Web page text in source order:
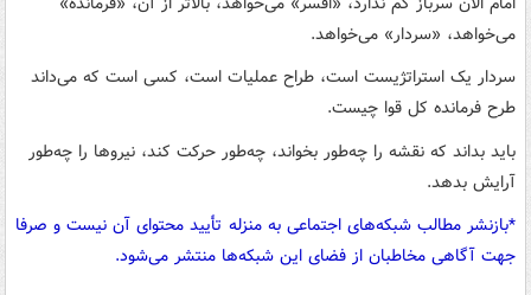
می‌خواهد، «سردار» می‌خواهد.
سردار یک استراتژیست است، طراح عملیات است، کسی است که می‌داند
طرح فرمانده کل قوا چیست.
باید بداند که نقشه را چه‌طور بخواند، چه‌طور حرکت کند، نیروها را چه‌طور
آرایش بدهد.
*بازنشر مطالب شبکه‌های اجتماعی به منزله تأیید محتوای آن نیست و صرفا
جهت آگاهی مخاطبان از فضای این شبکه‌ها منتشر می‌شود.